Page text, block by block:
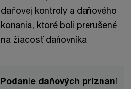
daňovej kontroly a daňového
konania, ktoré boli prerušené
na žiadosť daňovníka
Podanie daňových priznaní